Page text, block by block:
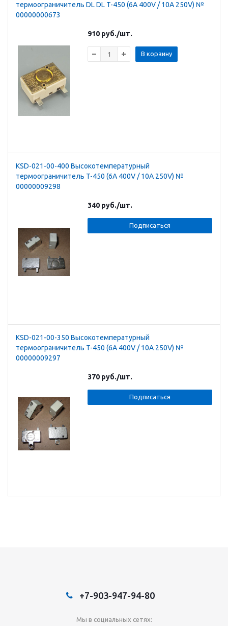
термоограничитель DL DL T-450 (6A 400V / 10A 250V) №
00000000673
910 руб./шт.
В корзину
KSD-021-00-400 Высокотемпературный
термоограничитель T-450 (6A 400V / 10A 250V) №
00000009298
340 руб./шт.
Подписаться
KSD-021-00-350 Высокотемпературный
термоограничитель T-450 (6A 400V / 10A 250V) №
00000009297
370 руб./шт.
Подписаться
+7-903-947-94-80
Мы в социальных сетях: